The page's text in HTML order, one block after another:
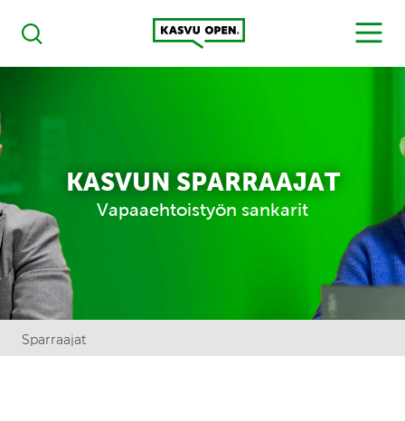
Haku
Kasvu Open
MENU
KASVUN SPARRAAJAT
Vapaaehtoistyön sankarit
Sparraajat